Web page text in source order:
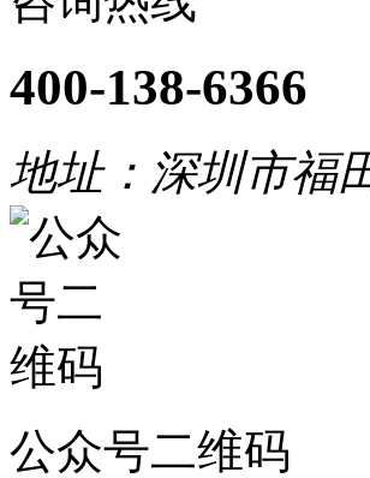
400-138-6366
地址：深圳市福
公众号二维码